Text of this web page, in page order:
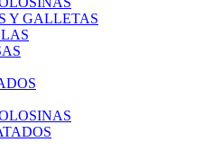
Y GALLETAS